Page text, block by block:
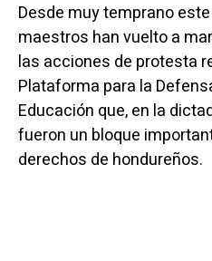
Desde muy temprano
maestros han vuelto a
las acciones de protesta
Plataforma para la
Educación que, en la
fueron un bloque
derechos de hondureños.